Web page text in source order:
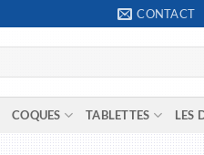
CONTACT
COQUES TABLETTES LES